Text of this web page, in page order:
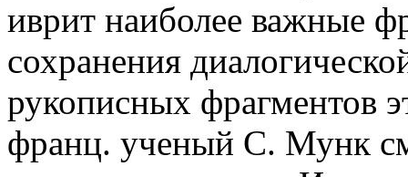
иврит наиболее важные
сохранения
рукописных фрагментов
франц. ученый С. Мунк